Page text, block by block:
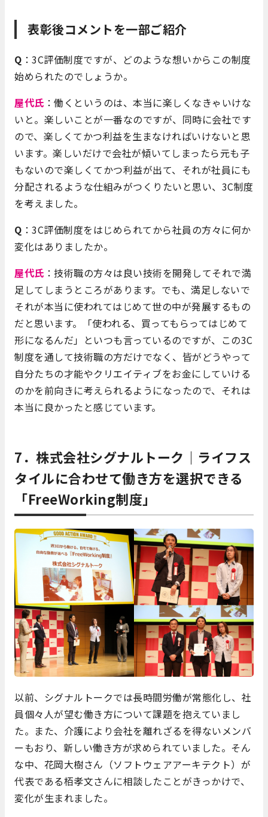
表彰後コメントを一部ご紹介
Q ：3C評価制度ですが、どのような想いからこの制度
始められたのでしょうか。
屋代氏 ：働くというのは、本当に楽しくなきゃいけな
いと。楽しいことが一番なのですが、同時に会社です
ので、楽しくてかつ利益を生まなければいけないと思
います。楽しいだけで会社が傾いてしまったら元も子
もないので楽しくてかつ利益が出て、それが社員にも
分配されるような仕組みがつくりたいと思い、3C制度
を考えました。
Q ：3C評価制度をはじめられてから社員の方々に何か
変化はありましたか。
屋代氏 ：技術職の方々は良い技術を開発してそれで満
足してしまうところがあります。でも、満足しないで
それが本当に使われてはじめて世の中が発展するもの
だと思います。「使われる、買ってもらってはじめて
形になるんだ」といつも言っているのですが、この3C
制度を通して技術職の方だけでなく、皆がどうやって
自分たちの才能やクリエイティブをお金にしていける
のかを前向きに考えられるようになったので、それは
本当に良かったと感じています。
7．株式会社シグナルトーク｜ライフス
タイルに合わせて働き方を選択できる
「FreeWorking制度」
以前、シグナルトークでは長時間労働が常態化し、社
員個々人が望む働き方について課題を抱えていまし
た。また、介護により会社を離れざるを得ないメンバ
ーもおり、新しい働き方が求められていました。そん
な中、花岡大樹さん（ソフトウェアアーキテクト）が
代表である栢孝文さんに相談したことがきっかけで、
変化が生まれました。